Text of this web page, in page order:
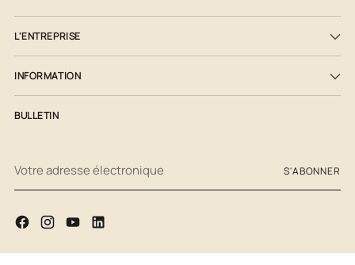
L'ENTREPRISE
INFORMATION
BULLETIN
adresse
électronique
S'ABONNER